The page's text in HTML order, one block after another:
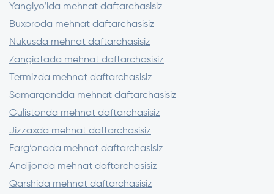
kreditorlardan saqlaning
3-5 ta tashkilotdagi sharoitlarni taqqoslang
Yangiyo‘lda mehnat daftarchasisiz
Buxoroda mehnat daftarchasisiz
Nukusda mehnat daftarchasisiz
Zangiotada mehnat daftarchasisiz
Termizda mehnat daftarchasisiz
Samarqandda mehnat daftarchasisiz
Gulistonda mehnat daftarchasisiz
Jizzaxda mehnat daftarchasisiz
Farg‘onada mehnat daftarchasisiz
Andijonda mehnat daftarchasisiz
Qarshida mehnat daftarchasisiz